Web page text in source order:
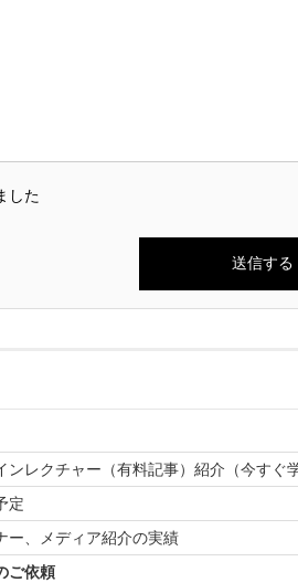
した
ンレクチャー（有料記事）紹介（今すぐ
定
ー、メディア紹介の実績
ご依頼